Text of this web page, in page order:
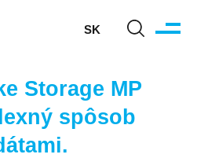
SK
Storage MP
spôsob